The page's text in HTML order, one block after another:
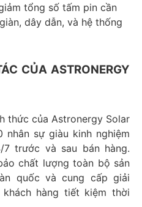
tổng số tấm pin cần
dây dẫn, và hệ thống
CỦA ASTRONERGY
thức của Astronergy Solar
sự giàu kinh nghiệm
trước và sau bán hàng.
chất lượng toàn bộ sản
quốc và cung cấp giải
hàng tiết kiệm thời